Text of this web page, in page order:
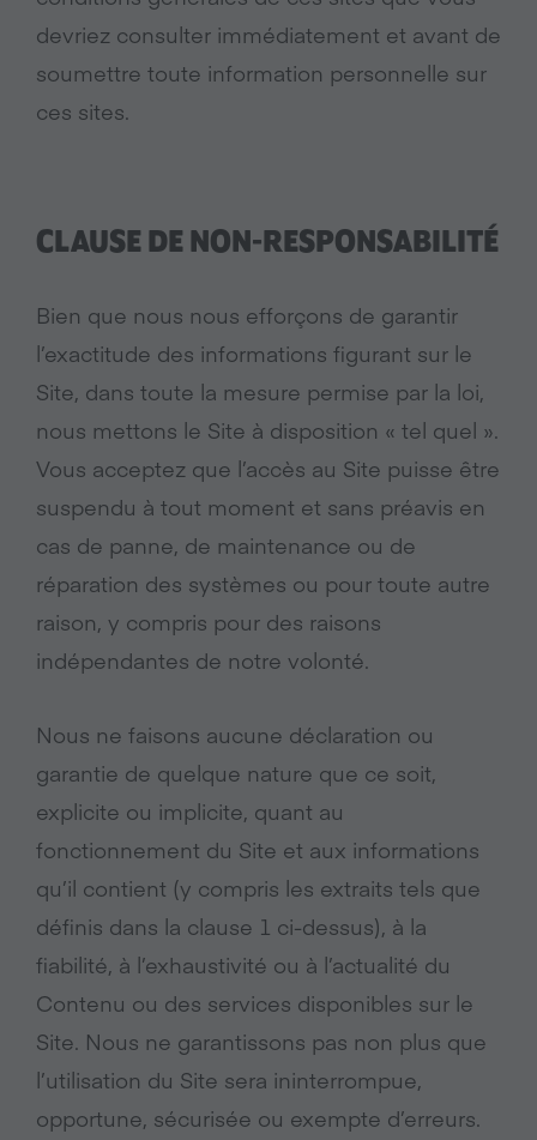
devriez consulter immédiatement et avant de
soumettre toute information personnelle sur
ces sites.
CLAUSE DE NON-RESPONSABILITÉ
Bien que nous nous efforçons de garantir
l’exactitude des informations figurant sur le
Site, dans toute la mesure permise par la loi,
nous mettons le Site à disposition « tel quel ».
Vous acceptez que l’accès au Site puisse être
suspendu à tout moment et sans préavis en
cas de panne, de maintenance ou de
réparation des systèmes ou pour toute autre
raison, y compris pour des raisons
indépendantes de notre volonté.
Nous ne faisons aucune déclaration ou
garantie de quelque nature que ce soit,
explicite ou implicite, quant au
fonctionnement du Site et aux informations
qu’il contient (y compris les extraits tels que
définis dans la clause 1 ci-dessus), à la
fiabilité, à l’exhaustivité ou à l’actualité du
Contenu ou des services disponibles sur le
Site. Nous ne garantissons pas non plus que
l’utilisation du Site sera ininterrompue,
opportune, sécurisée ou exempte d’erreurs.